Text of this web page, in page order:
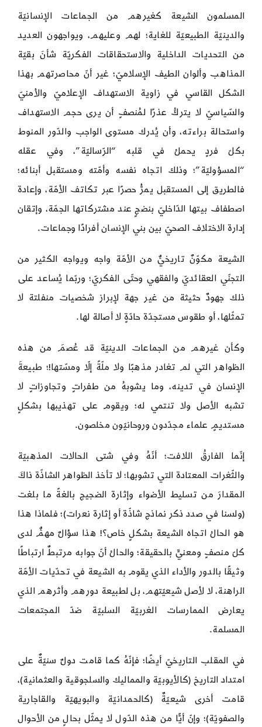
المسلمون الشيعة كغيرهم من الجماعات الإنسانيّة
والدينيّة الطبيعيّة للغاية؛ لهم وعليهم، ويواجهون العديد
من التحديات الداخلية والاستحقاقات الفكريّة شأنَ بقيّة
المذاهب وألوان الطيف الإسلاميّ؛ غير أنّ محاصرتهم بهذا
الشكل القاسي في زاوية الاستهداف الإعلاميّ والأمنيّ
والسّياسيّ لا يتركُ عذرًا لمُنصفٍ أن يرى حجم الاستهداف
واستحالة براءته، وأن يُدرك مستوى الواجب والدّور المنوط
بكلّ فردٍ يحملُ في قلبه “الرّساليّة”، وفي عقله
“المسؤوليّة”؛ وذلك اتجاه نفسه وأمّته ومستقبل أبنائه؛
فالطريق إلى المستقبل يمرُّ حصرًا عبر تكاتف الأمّة، وإعادة
اصطفاف بيتها الدّاخليّ بنضجٍ عند مشتركاتها الجمّة، وإتقان
إدارة الاختلاف الصحيّ بين بني الإنسان أفرادًا وجماعات.
الشيعة مكوّنٌ تاريخيٌّ من الأمّة واجه ويواجه الكثير من
التجنّي العقائديّ والفقهي وحتّى الفكريّ؛ وربّما يُساعد على
ذلك جهودٌ حثيثة من غير جهة لإبراز شخصيات منفلتة لا
تمثّلها، أو طقوس مستجدّة حادّةٍ لا أصالة لها.
وكأن غيرهم من الجماعات الدينيّة قد عُصمَ من هذه
الظواهر التي لم تغادر مذهبًا ولا ملّةً إلّا ومسّتها!؛ طبيعةَ
الإنسان في تدينه، وما يشوبهُ من طفراتٍ وتجاوزاتٍ لا
تشبه الأصل ولا تنتمي له؛ ويقوم على تهذيبها بشكلٍ
مستديمٍ علماء مجدّدون وروحانيّون مخلصون.
إنّما الفارقُ اللافت؛ أنّهُ وفي شتى الحالات المذهبيّة
والثّغرات المعتادة التي تشوبها؛ لا تأخذ الظواهر الشاذّة ذاكَ
المقدارَ من تسليط الأضواء وإثارة الضجيج بالغةً ما بلغت
(ولسنا في صدد ذكر نماذج شاذّة أو إثارة نعرات)؛ فلماذا هذا
هو الحالُ اتجاه الشيعة بشكلٍ خاص؟! هذا سؤالٌ مهمٌّ لدى
كلّ منصفٍ ومعنيٍّ بالحقيقة؛ والحالُ أنّ جوابه مرتبطٌ ارتباطًا
وثيقًا بالدور والأداء الذي يقوم به الشيعة في تحدّيات الأمّة
الراهنة، لا لأصل شيعيّتهم، بل لطبيعة دورهم وأثرهم الذي
يعارض الممارسات الغربيّة السلبيّة ضدّ المجتمعات
المسلمة.
في المقلب التاريخيّ أيضًا؛ فإنّهُ كما قامت دولٌ سنيّةٌ على
امتداد التاريخ (كالأيوبيّة والمماليك والسلجوقية والعثمانية)،
قامت أخرى شيعيّةٌ (كالحمدانيّة والبويهيّة والقاجارية
والصفويّة)؛ وإنّ أيًّا من هذه الدّول لا يمثّل بحالٍ من الأحوال